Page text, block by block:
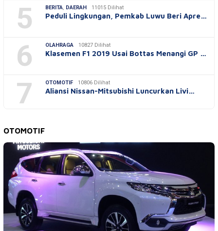
5 BERITA DAERAH 11015 Dilihat
Peduli Lingkungan, Pemkab Luwu Beri Apre…
6 OLAHRAGA 10827 Dilihat
Klasemen F1 2019 Usai Bottas Menangi GP …
7 OTOMOTIF 10806 Dilihat
Aliansi Nissan-Mitsubishi Luncurkan Livi…
OTOMOTIF